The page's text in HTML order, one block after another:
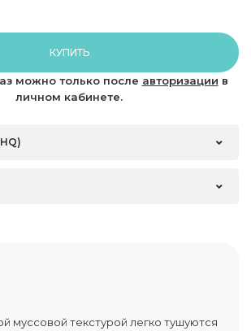
КУПИТЬ
можно только после авторизации в
личном кабинете.
муссовой текстурой легко тушуются